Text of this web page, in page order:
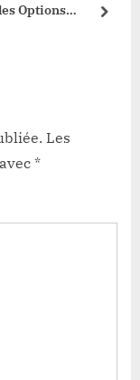
Options
next
Les
*